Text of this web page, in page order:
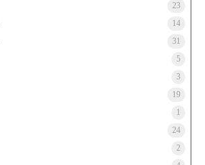
23
14
31
5
3
19
1
24
2